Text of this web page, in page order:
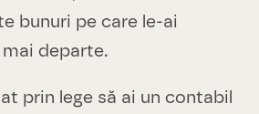
bunuri pe care le-ai
departe.
prin lege să ai un contabil